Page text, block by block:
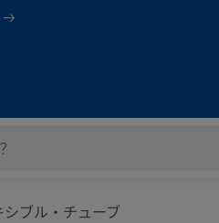
ブル・チューブ